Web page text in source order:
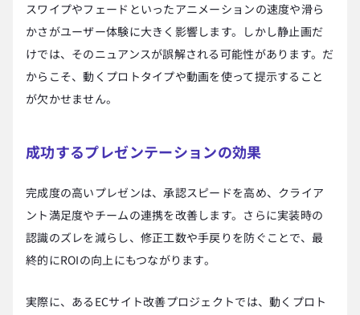
スワイプやフェードといったアニメーションの速度や滑ら
かさがユーザー体験に大きく影響します。しかし静止画だ
けでは、そのニュアンスが誤解される可能性があります。だ
からこそ、動くプロトタイプや動画を使って提示すること
が欠かせません。
成功するプレゼンテーションの効果
完成度の高いプレゼンは、承認スピードを高め、クライア
ント満足度やチームの連携を改善します。さらに実装時の
認識のズレを減らし、修正工数や手戻りを防ぐことで、最
終的にROIの向上にもつながります。
実際に、あるECサイト改善プロジェクトでは、動くプロト